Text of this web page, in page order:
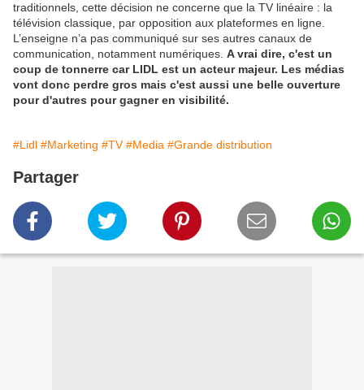
traditionnels, cette décision ne concerne que la TV linéaire : la
télévision classique, par opposition aux plateformes en ligne.
L’enseigne n’a pas communiqué sur ses autres canaux de
communication, notamment numériques. A vrai dire, c'est un
coup de tonnerre car LIDL est un acteur majeur. Les médias
vont donc perdre gros mais c'est aussi une belle ouverture
pour d'autres pour gagner en visibilité.
#Lidl #Marketing #TV #Media #Grande distribution
Partager